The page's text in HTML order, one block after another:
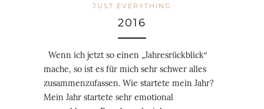
JUST EVERYTHING
2016
Wenn ich jetzt so einen „Jahresrückblick“
mache, so ist es für mich sehr schwer alles
zusammenzufassen. Wie startete mein Jahr?
Mein Jahr startete sehr emotional